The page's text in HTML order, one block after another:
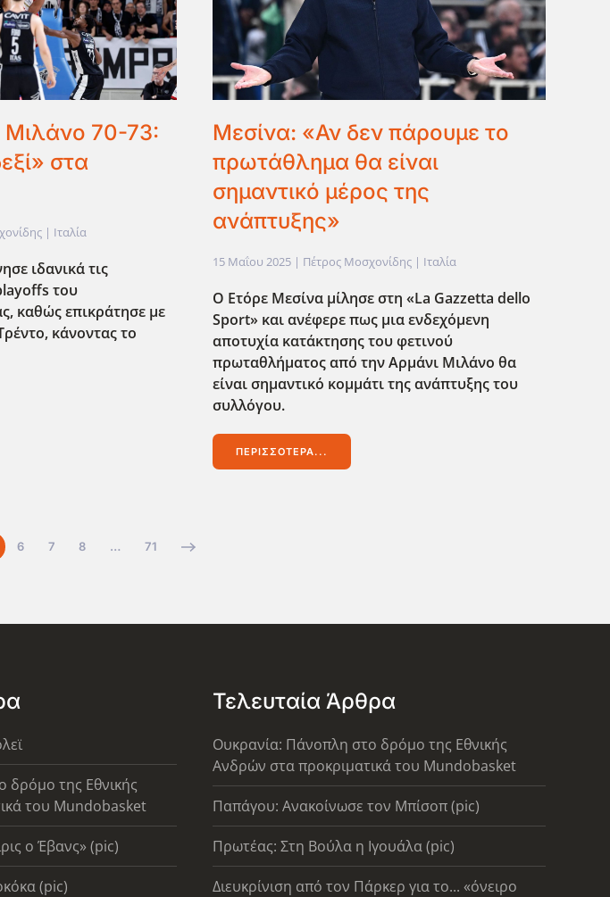
Μιλάνο 70-73:
στα
| Ιταλία
ιδανικά τις
του
καθώς επικράτησε με
κάνοντας το
Μεσίνα: «Αν δεν πάρουμε το
πρωτάθλημα θα είναι
σημαντικό μέρος της
ανάπτυξης»
15 Μαΐου 2025| Πέτρος Μοσχονίδης | Ιταλία
Ο Ετόρε Μεσίνα μίλησε στη «La Gazzetta dello
Sport» και ανέφερε πως μια ενδεχόμενη
αποτυχία κατάκτησης του φετινού
πρωταθλήματος από την Αρμάνι Μιλάνο θα
είναι σημαντικό κομμάτι της ανάπτυξης του
συλλόγου.
ΠΕΡΙΣΣΌΤΕΡΑ...
6 7 8 … 71
δρόμο της Εθνικής
του Mundobasket
ο Έβανς» (pic)
(pic)
Τελευταία Άρθρα
Ουκρανία: Πάνοπλη στο δρόμο της Εθνικής
Ανδρών στα προκριματικά του Mundobasket
Παπάγου: Ανακοίνωσε τον Μπίσοπ (pic)
Πρωτέας: Στη Βούλα η Ιγουάλα (pic)
Διευκρίνιση από τον Πάρκερ για το... «όνειρο